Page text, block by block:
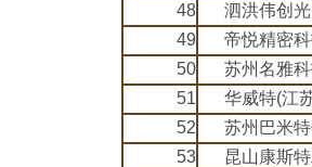
48
泗洪伟创
49
帝悦精密
50
苏州名雅
51
华威特(江
52
苏州巴米
53
昆山康斯